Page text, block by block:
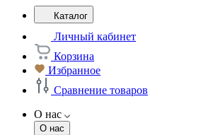
Каталог
Личный кабинет
Корзина
Избранное
Сравнение товаров
О нас
О нас